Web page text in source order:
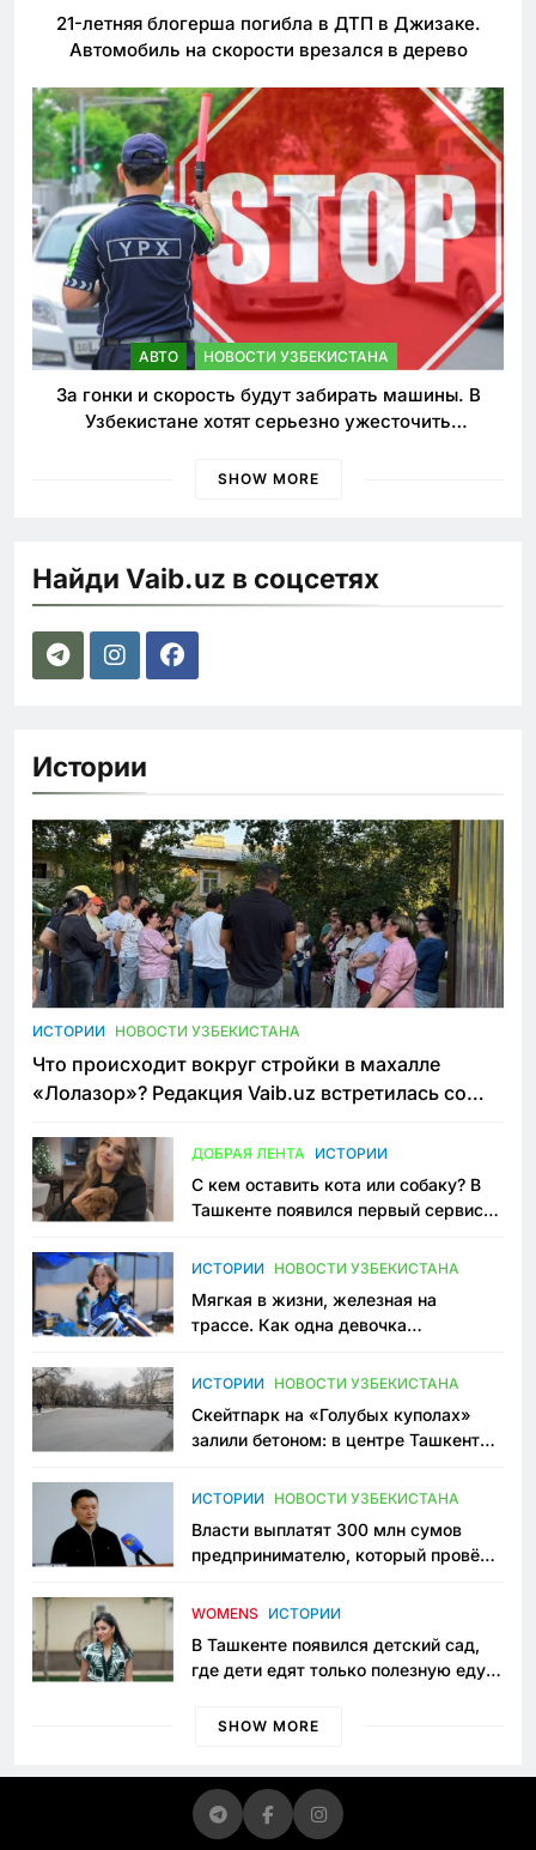
21-летняя блогерша погибла в ДТП в Джизаке.
Автомобиль на скорости врезался в дерево
АВТО НОВОСТИ УЗБЕКИСТАНА
За гонки и скорость будут забирать машины. В
Узбекистане хотят серьезно ужесточить
SHOW MORE
Найди Vaib.uz в соцсетях
Истории
ИСТОРИИ НОВОСТИ УЗБЕКИСТАНА
Что происходит вокруг стройки в махалле
«Лолазор»? Редакция Vaib.uz встретилась со
ДОБРАЯ ЛЕНТА ИСТОРИИ
С кем оставить кота или собаку? В
Ташкенте появился первый сервис
ИСТОРИИ НОВОСТИ УЗБЕКИСТАНА
Мягкая в жизни, железная на
трассе. Как одна девочка
Узбекистане
ИСТОРИИ НОВОСТИ УЗБЕКИСТАНА
Скейтпарк на «Голубых куполах»
залили бетоном: в центре Ташкента
пространство
ИСТОРИИ НОВОСТИ УЗБЕКИСТАНА
Власти выплатят 300 млн сумов
предпринимателю, который провёл
приговору
WOMENS ИСТОРИИ
В Ташкенте появился детский сад,
где дети едят только полезную еду.
просить «кашу без сахара»
SHOW MORE